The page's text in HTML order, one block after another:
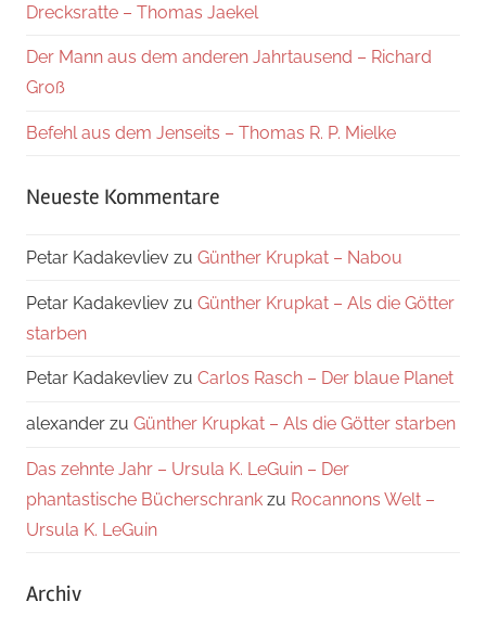
Drecksratte – Thomas Jaekel
Der Mann aus dem anderen Jahrtausend – Richard
Groß
Befehl aus dem Jenseits – Thomas R. P. Mielke
Neueste Kommentare
Petar Kadakevliev zu Günther Krupkat – Nabou
Petar Kadakevliev zu Günther Krupkat – Als die Götter
starben
Petar Kadakevliev zu Carlos Rasch – Der blaue Planet
alexander zu Günther Krupkat – Als die Götter starben
Das zehnte Jahr – Ursula K. LeGuin – Der
phantastische Bücherschrank zu Rocannons Welt –
Ursula K. LeGuin
Archiv